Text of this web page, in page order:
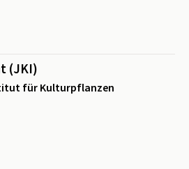
(JKI)
für Kulturpflanzen